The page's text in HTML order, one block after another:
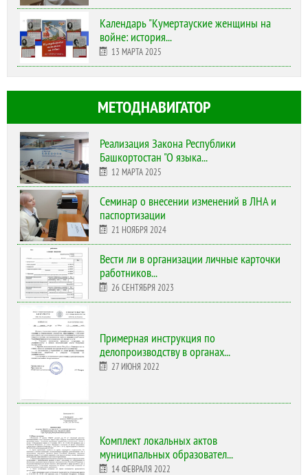
Календарь "Кумертауские женщины на
войне: история...
13 МАРТА 2025
МЕТОДНАВИГАТОР
Реализация Закона Республики
Башкортостан "О языка...
12 МАРТА 2025
Cеминар о внесении изменений в ЛНА и
паспортизации
21 НОЯБРЯ 2024
Вести ли в организации личные карточки
работников...
26 СЕНТЯБРЯ 2023
Примерная инструкция по
делопроизводству в органах...
27 ИЮНЯ 2022
Комплект локальных актов
муниципальных образовател...
14 ФЕВРАЛЯ 2022